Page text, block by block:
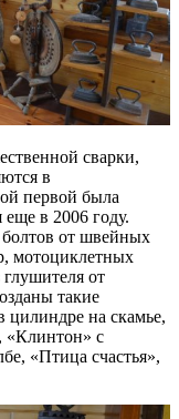
сварки,
в
первой была
в 2006 году.
от швейных
мотоциклетных
от
такие
цилиндре на скамье,
«Клинтон» с
«Птица счастья»,